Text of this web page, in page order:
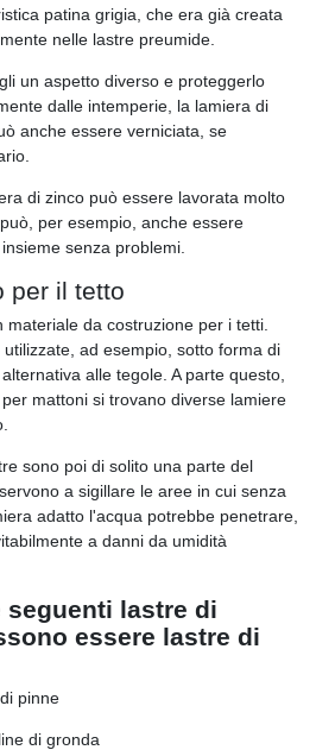
patina grigia, che era già creata
nelle lastre preumide.
un aspetto diverso e proteggerlo
dalle intemperie, la lamiera di
anche essere verniciata, se
di zinco può essere lavorata molto
per esempio, anche essere
senza problemi.
per il tetto
materiale da costruzione per i tetti.
ad esempio, sotto forma di
alle tegole. A parte questo,
mattoni si trovano diverse lamiere
sono poi di solito una parte del
a sigillare le aree in cui senza
adatto l'acqua potrebbe penetrare,
a danni da umidità
seguenti lastre di
essere lastre di
pinne
di gronda